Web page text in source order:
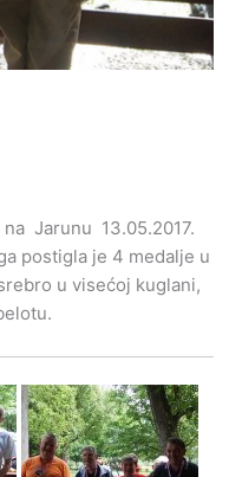
Jarunu 13.05.2017.
postigla je 4 medalje u
u visećoj kuglani,